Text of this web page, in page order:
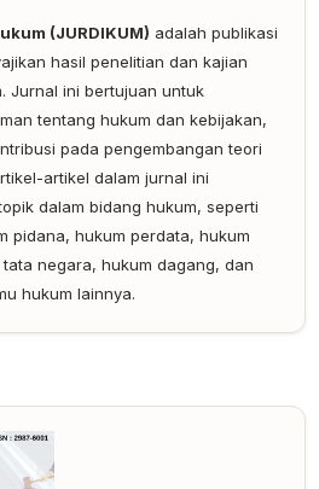
(JURDIKUM) adalah publikasi
hasil penelitian dan kajian
Jurnal ini bertujuan untuk
tentang hukum dan kebijakan,
pada pengembangan teori
artikel dalam jurnal ini
dalam bidang hukum, seperti
pidana, hukum perdata, hukum
negara, hukum dagang, dan
hukum lainnya.